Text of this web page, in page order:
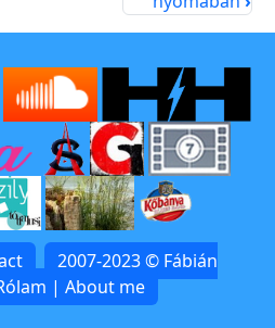
2007-2023 © Fábián
| About me